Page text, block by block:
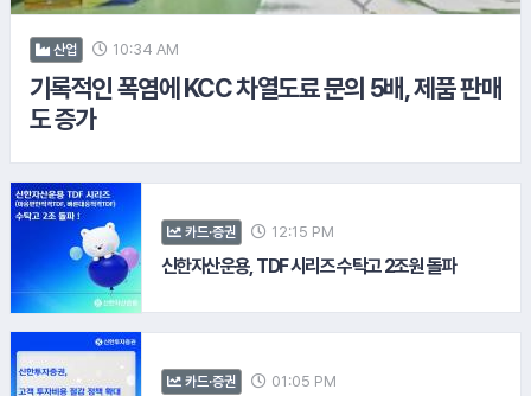
산업 10:34 AM
기록적인 폭염에 KCC 차열도료 문의 5배, 제품 판매
도 증가
카드·증권 12:15 PM
신한자산운용, TDF 시리즈 수탁고 2조원 돌파
카드·증권 01:05 PM
9.흥국생명
10.LG생활건강